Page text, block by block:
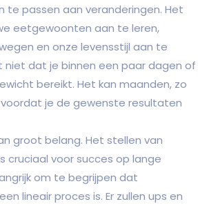
te passen aan veranderingen. Het
eetgewoonten aan te leren,
en onze levensstijl aan te
niet dat je binnen een paar dagen of
bereikt. Het kan maanden, zo
je de gewenste resultaten
groot belang. Het stellen van
cruciaal voor succes op lange
om te begrijpen dat
lineair proces is. Er zullen ups en